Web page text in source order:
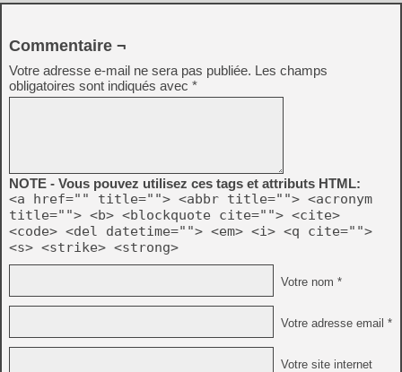
Commentaire ¬
Votre adresse e-mail ne sera pas publiée. Les champs
obligatoires sont indiqués avec *
NOTE - Vous pouvez utilisez ces tags et attributs HTML:
<a href="" title=""> <abbr title=""> <acronym
title=""> <b> <blockquote cite=""> <cite>
<code> <del datetime=""> <em> <i> <q cite="">
<s> <strike> <strong>
Votre nom *
Votre adresse email *
Votre site internet